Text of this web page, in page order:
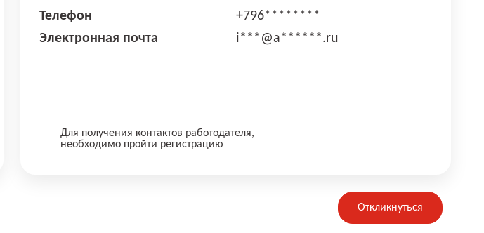
Телефон
+796********
Электронная почта
i***@a******.ru
Для получения контактов работодателя,
необходимо пройти регистрацию
Откликнуться